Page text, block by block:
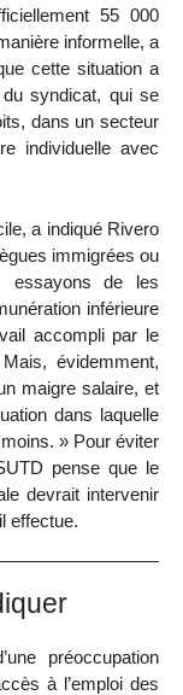
55 000
informelle, a
cette situation a
syndicat, qui se
dans un secteur
individuelle avec
a indiqué Rivero
immigrées ou
essayons de les
inférieure
accompli par le
évidemment,
maigre salaire, et
dans laquelle
» Pour éviter
pense que le
devrait intervenir
effectue.
préoccupation
à l’emploi des